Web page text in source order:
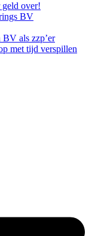
geld over!
BV
als zzp’er
met tijd verspillen